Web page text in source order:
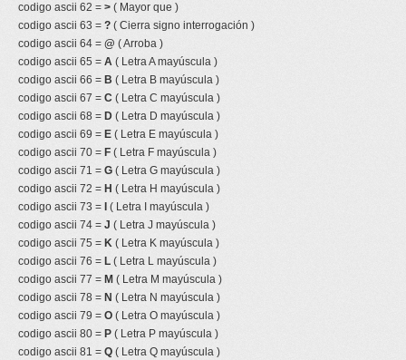
codigo ascii 62 = > ( Mayor que )
codigo ascii 63 = ? ( Cierra signo interrogación )
codigo ascii 64 = @ ( Arroba )
codigo ascii 65 = A ( Letra A mayúscula )
codigo ascii 66 = B ( Letra B mayúscula )
codigo ascii 67 = C ( Letra C mayúscula )
codigo ascii 68 = D ( Letra D mayúscula )
codigo ascii 69 = E ( Letra E mayúscula )
codigo ascii 70 = F ( Letra F mayúscula )
codigo ascii 71 = G ( Letra G mayúscula )
codigo ascii 72 = H ( Letra H mayúscula )
codigo ascii 73 =
( Letra I mayúscula )
codigo ascii 74 = J ( Letra J mayúscula )
codigo ascii 75 = K ( Letra K mayúscula )
codigo ascii 76 = L ( Letra L mayúscula )
codigo ascii 77 = M ( Letra M mayúscula )
codigo ascii 78 = N ( Letra N mayúscula )
codigo ascii 79 = O ( Letra O mayúscula )
codigo ascii 80 = P ( Letra P mayúscula )
codigo ascii 81 = Q ( Letra Q mayúscula )